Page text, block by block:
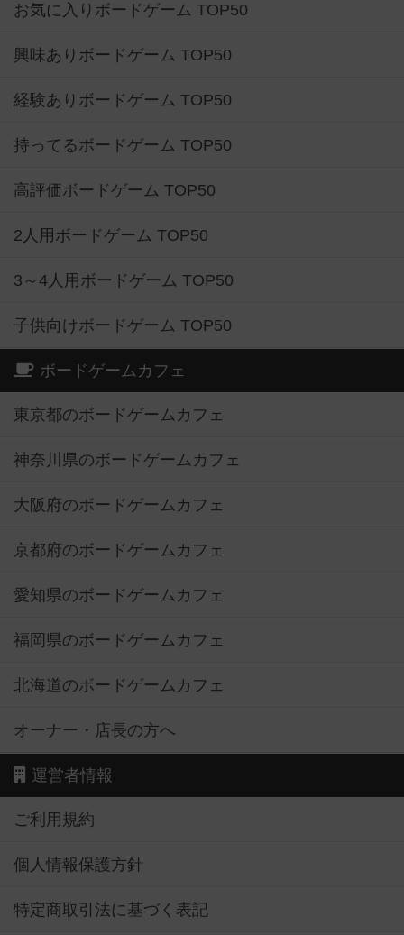
お気に入りボードゲーム TOP50
興味ありボードゲーム TOP50
経験ありボードゲーム TOP50
持ってるボードゲーム TOP50
高評価ボードゲーム TOP50
2人用ボードゲーム TOP50
3～4人用ボードゲーム TOP50
子供向けボードゲーム TOP50
ボードゲームカフェ
東京都のボードゲームカフェ
神奈川県のボードゲームカフェ
大阪府のボードゲームカフェ
京都府のボードゲームカフェ
愛知県のボードゲームカフェ
福岡県のボードゲームカフェ
北海道のボードゲームカフェ
オーナー・店長の方へ
運営者情報
ご利用規約
個人情報保護方針
特定商取引法に基づく表記